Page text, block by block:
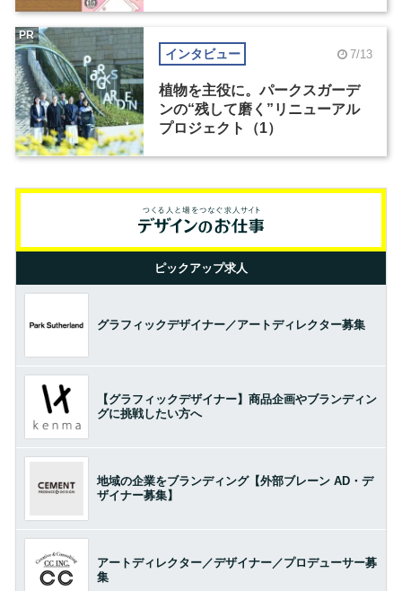
インタビュー 7/13
植物を主役に。パークスガーデ
ンの“残して磨く”リニューアル
プロジェクト（1）
PR
ピックアップ求人
グラフィックデザイナー／アートディレクター募集
【グラフィックデザイナー】商品企画やブランディン
グに挑戦したい方へ
地域の企業をブランディング【外部ブレーン AD・デ
ザイナー募集】
アートディレクター／デザイナー／プロデューサー募
集